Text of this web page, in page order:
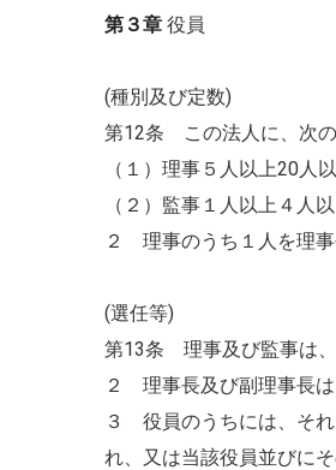
第３章 役員
(種別及び定数)
第12条 この法人に、次の
（１）理事５人以上20人
（２）監事１人以上４人
２ 理事のうち１人を理事
(選任等)
第13条 理事及び監事は、
２ 理事長及び副理事長は
３ 役員のうちには、それ
れ、又は当該役員並びに